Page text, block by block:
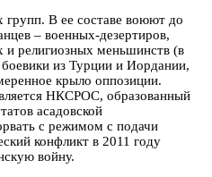
групп. В ее составе воюют до
– военных-дезертиров,
и религиозных меньшинств (в
из Турции и Иордании,
крыло оппозиции.
НКСРОС, образованный
асадовской
с режимом с подачи
конфликт в 2011 году
войну.